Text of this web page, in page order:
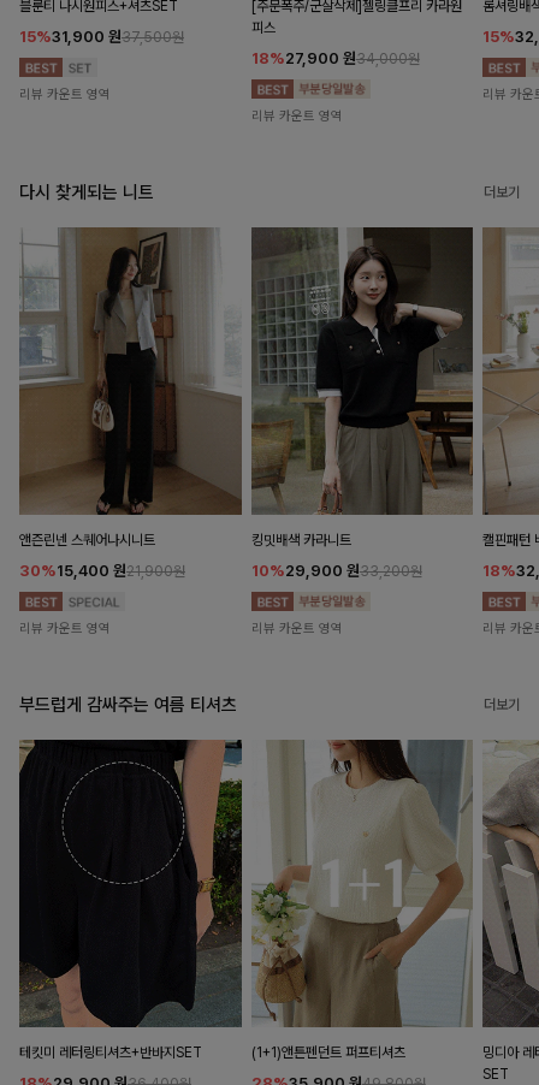
블룬티 나시원피스+셔츠SET
15%31,900 원37,500원
리뷰 카운트 영역
[주문폭주/군살삭제]젤링클프리 카라원
피스
18%27,900 원34,000원
리뷰 카운트 영역
롬셔링배
15%
리뷰 카운
다시 찾게되는 니트 더보기
앤즌린넨 스퀘어나시니트
30%15,400 원21,900원
리뷰 카운트 영역
킹밋배색 카라니트
10%29,900 원33,200원
리뷰 카운트 영역
캘핀패턴
18%
리뷰 카운
부드럽게 감싸주는 여름 티셔츠 더보기
테킷미 레터링티셔츠+반바지SET (1+1)앤튼펜던트 퍼프티셔츠
밍디아 레
SET